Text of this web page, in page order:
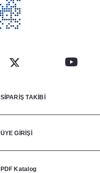
SİPARİŞ TAKİBİ
ÜYE GİRİŞİ
PDF Katalog